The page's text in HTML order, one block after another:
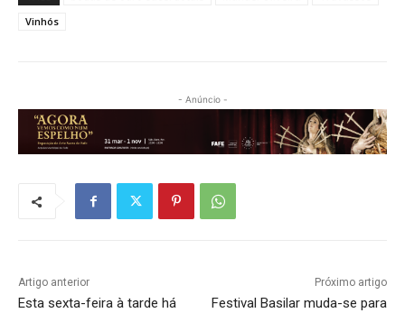
Vinhós
- Anúncio -
Artigo anterior
Esta sexta-feira à tarde há
Próximo artigo
Festival Basilar muda-se para